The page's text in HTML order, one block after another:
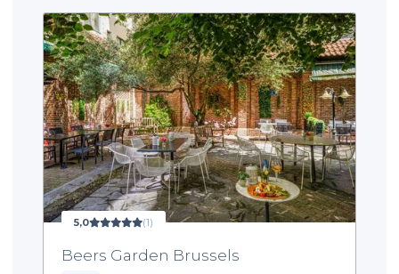
5,0 (1)
Beers Garden Brussels